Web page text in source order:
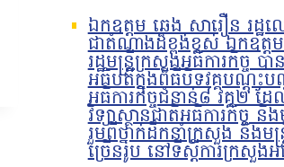
ឯកឧត្ដម ឆេង សារឿន រដ្ឋ
ជាតំណាងដ៏ខ្ពង់ខ្ពស់ ឯកឧត្
រដ្ឋមន្រ្តីក្រសួងអធិការកិច្ច ប
អធិបតីក្នុងពិធីបិទវគ្គបណ្តុះ
អធិការកិច្ចជំនាន់៨ វគ្គ២
វិទ្យាស្ថានជាតិអធិការកិច្ច និ
រួមពីថ្នាក់ដឹកនាំក្រសួង និងមន្
ច្រើនរូប នៅទីស្ដីការក្រសួងអ